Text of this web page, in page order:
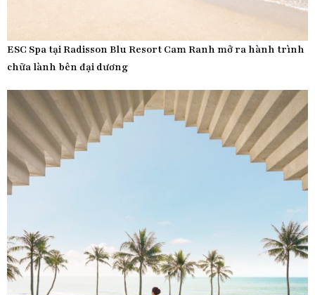
ESC Spa tại Radisson Blu Resort Cam Ranh mở ra hành trình
chữa lành bên đại dương